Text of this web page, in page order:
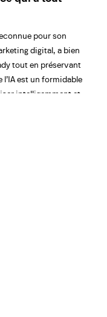
pour son
digital, a bien
tout en préservant
l’IA est un formidable
intelligemment et